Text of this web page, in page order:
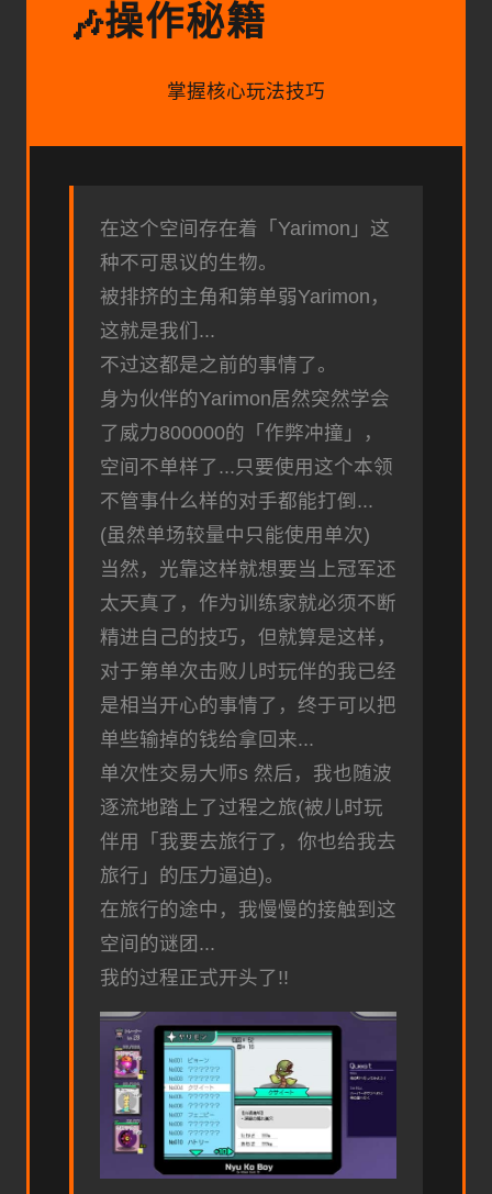
🎶操作秘籍
掌握核心玩法技巧
在这个空间存在着「Yarimon」这
种不可思议的生物。
被排挤的主角和第单弱Yarimon，
这就是我们...
不过这都是之前的事情了。
身为伙伴的Yarimon居然突然学会
了威力800000的「作弊冲撞」，
空间不单样了...只要使用这个本领
不管事什么样的对手都能打倒...
(虽然单场较量中只能使用单次)
当然，光靠这样就想要当上冠军还
太天真了，作为训练家就必须不断
精进自己的技巧，但就算是这样，
对于第单次击败儿时玩伴的我已经
是相当开心的事情了，终于可以把
单些输掉的钱给拿回来...
单次性交易大师s 然后，我也随波
逐流地踏上了过程之旅(被儿时玩
伴用「我要去旅行了，你也给我去
旅行」的压力逼迫)。
在旅行的途中，我慢慢的接触到这
空间的谜团...
我的过程正式开头了!!